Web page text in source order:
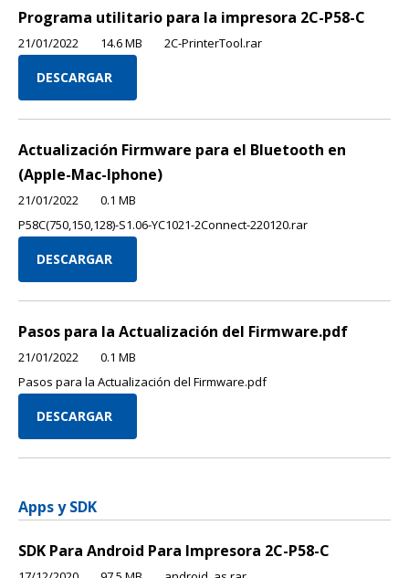
Programa utilitario para la impresora 2C-P58-C
21/01/2022 14.6 MB 2C-PrinterTool.rar
DESCARGAR
Actualización Firmware para el Bluetooth en
(Apple-Mac-Iphone)
21/01/2022
0.1 MB
P58C(750,150,128)-S1.06-YC1021-2Connect-220120.rar
DESCARGAR
Pasos para la Actualización del Firmware.pdf
21/01/2022
0.1 MB
Pasos para la Actualización del Firmware.pdf
DESCARGAR
Apps y SDK
SDK Para Android Para lmpresora 2C-P58-C